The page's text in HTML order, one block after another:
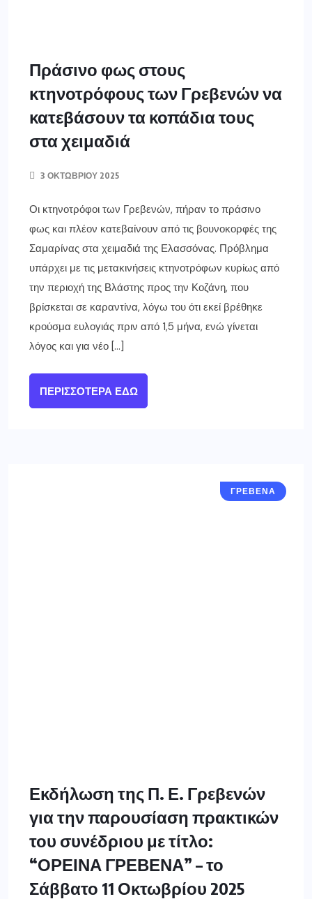
Πράσινο φως στους
κτηνοτρόφους των Γρεβενών να
κατεβάσουν τα κοπάδια τους
στα χειμαδιά
3 ΟΚΤΩΒΡΊΟΥ 2025
Οι κτηνοτρόφοι των Γρεβενών, πήραν το πράσινο
φως και πλέον κατεβαίνουν από τις βουνοκορφές της
Σαμαρίνας στα χειμαδιά της Ελασσόνας. Πρόβλημα
υπάρχει με τις μετακινήσεις κτηνοτρόφων κυρίως από
την περιοχή της Βλάστης προς την Κοζάνη, που
βρίσκεται σε καραντίνα, λόγω του ότι εκεί βρέθηκε
κρούσμα ευλογιάς πριν από 1,5 μήνα, ενώ γίνεται
λόγος και για νέο […]
ΠΕΡΙΣΣΌΤΕΡΑ ΕΔΏ
ΓΡΕΒΕΝΑ
Εκδήλωση της Π. Ε. Γρεβενών
για την παρουσίαση πρακτικών
του συνέδριου με τίτλο:
“ΟΡΕΙΝΑ ΓΡΕΒΕΝΑ” – το
Σάββατο 11 Οκτωβρίου 2025